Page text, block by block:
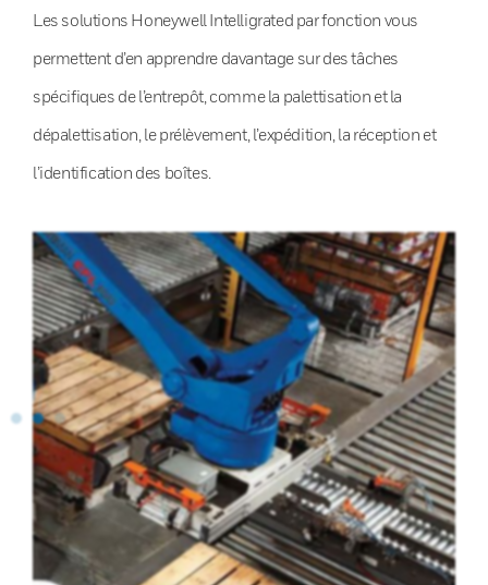
Les solutions Honeywell Intelligrated par fonction vous
permettent d’en apprendre davantage sur des tâches
spécifiques de l’entrepôt, comme la palettisation et la
dépalettisation, le prélèvement, l’expédition, la réception et
l’identification des boîtes.